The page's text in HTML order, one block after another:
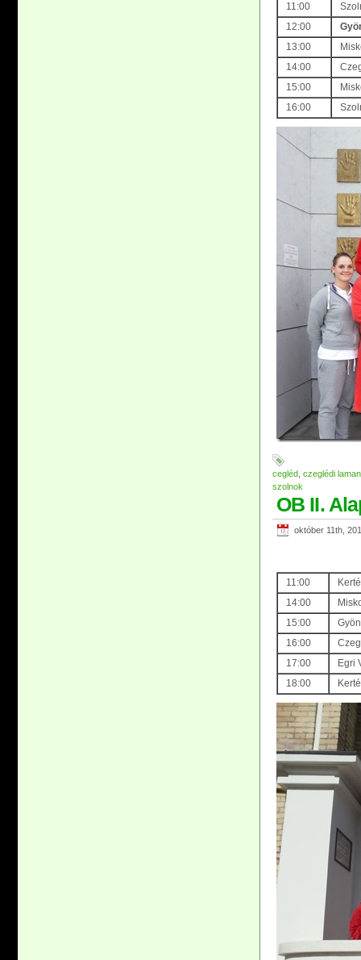
11:00
12:00
13:00
14:00
15:00
16:00
cegléd czeglédi
szolnok
OB II.
október 11th,
11:00
14:00
15:00
16:00
17:00
Egri
18:00